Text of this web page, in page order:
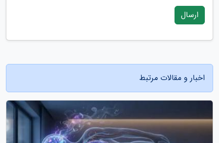
ارسال
اخبار و مقالات مرتبط